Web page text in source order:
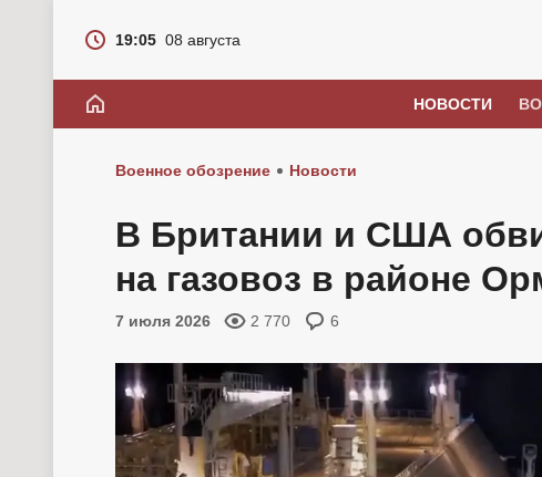
19:05 08 августа
НОВОСТИ
Военное обозрение Новости
В Британии и США
на газовоз в районе
7 июля 2026 2 770 6